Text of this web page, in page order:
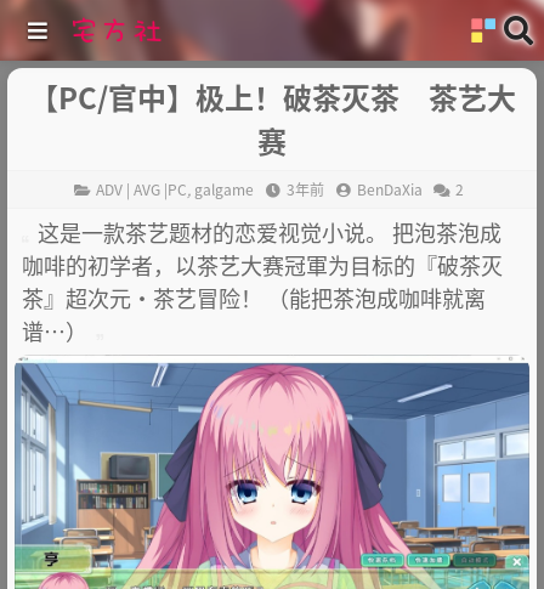
【PC/官中】极上！破茶灭茶 茶艺大
赛
ADV | AVG |PC, galgame 3年前 BenDaXia 2
这是一款茶艺题材的恋爱视觉小说。 把泡茶泡成
咖啡的初学者，以茶艺大赛冠軍为目标的『破茶灭
茶』超次元·茶艺冒险！ （能把茶泡成咖啡就离
谱…​）